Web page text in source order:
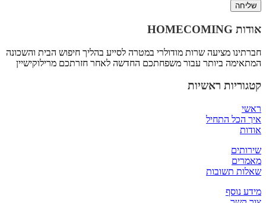
שליחה
אודות
חברתינו מציעה שרות מודולרי במטרה לסייע בהליך חיפוש הבית והשכונה
המתאימה ביותר עבור משפחתכם החדשה לאחר חזרתכם מרילוקישיין
קטגוריות ראשיות
ראשי
איך הכל התחיל
אודות
שירותים
מאמרים
שאלות תשובות
מידע נוסף